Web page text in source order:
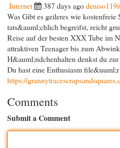
Internet 387 days ago
Was Gibt es geileres wie
tats&auml;chlich begreifst, reicht
Reise auf der besten XXX Tube im
attraktiven Teenager bis zum
H&auml;ndchenhalten denkst du
Du hast eine Enthusiasm
https://
Comments
Submit a Comment